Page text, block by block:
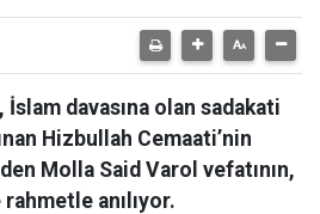
davasına olan sadakati
Hizbullah Cemaati’nin
Molla Said Varol vefatının,
anılıyor.